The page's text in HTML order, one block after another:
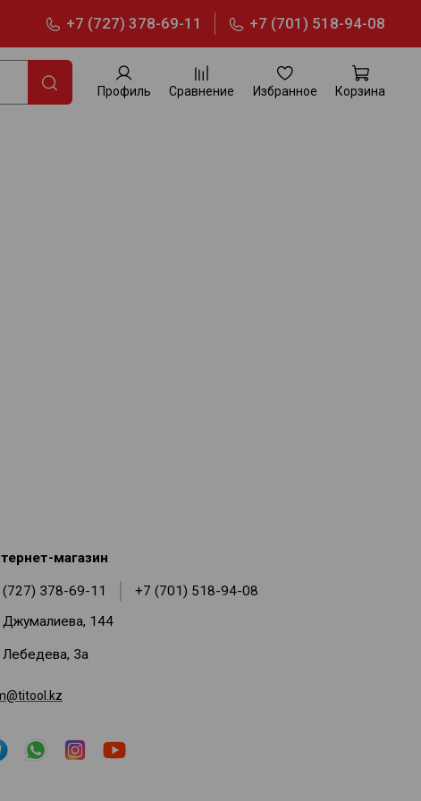
+7 (727) 378-69-11 +7 (701) 518-94-08
Профиль Сравнение Избранное Корзина
магазин
(727) 378-69-11
+7 (701) 518-94-08
Джумалиева, 144
Лебедева, 3а